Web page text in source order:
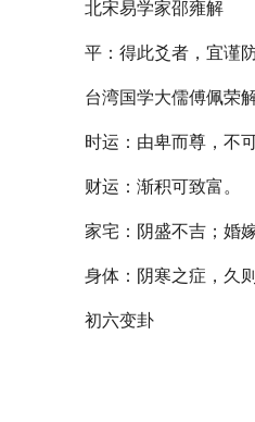
北宋易学家邵雍解
平：得此爻者，宜谨
台湾国学大儒傅佩荣
时运：由卑而尊，不
财运：渐积可致富。
家宅：阴盛不吉；婚
身体：阴寒之症，久
初六变卦